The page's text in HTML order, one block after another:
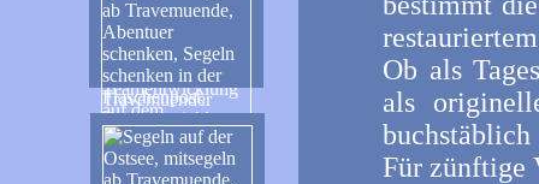
Ob als
als
Für zünftige